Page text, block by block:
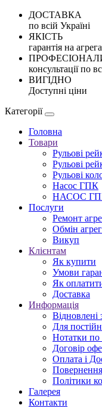
ДОСТАВКА
по всій Україні
ЯКІСТЬ
гарантія на
консультації по
ВИГІДНО
Доступні ціни
Категорії
Головна
Товари
Рульові
Рульові
Рульові
Насос ГПК
НАСОС
Послуги
Ремонт
Обмін
Викуп
Клієнтам
Як купити
Умови
Як
Доставка
Информація
Відновлені
Для
Нотатки по
Договір
Оплата і
Політики
Галерея
Контакти